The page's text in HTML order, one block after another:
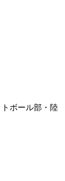
ボール部・陸